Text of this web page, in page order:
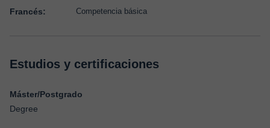
Francés: Competencia básica
Estudios y certificaciones
Máster/Postgrado
Degree